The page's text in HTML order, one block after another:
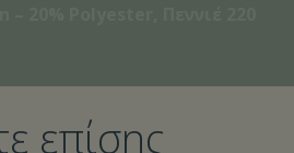
επίσης